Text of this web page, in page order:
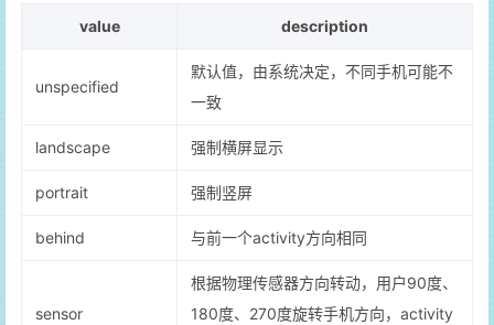
value description
unspecified
默认值，由系统决定，不同手机可能不
一致
landscape 强制横屏显示
portrait 强制竖屏
behind 与前一个activity方向相同
sensor
根据物理传感器方向转动，用户90度、
180度、270度旋转手机方向，activity